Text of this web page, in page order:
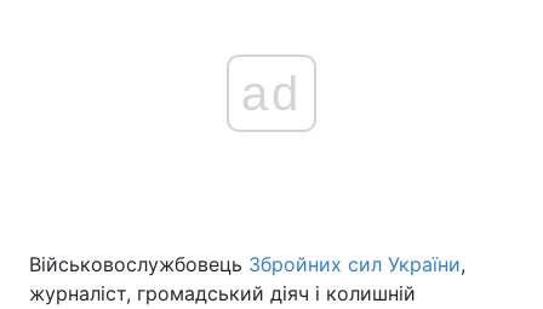
ad
Військовослужбовець Збройних сил України,
журналіст, громадський діяч і колишній